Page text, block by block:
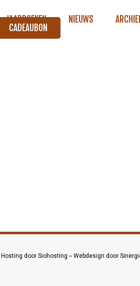
JAARBOEKEN NIEUWS
CADEAUBON
Hosting door Siohosting -- Webdesign door